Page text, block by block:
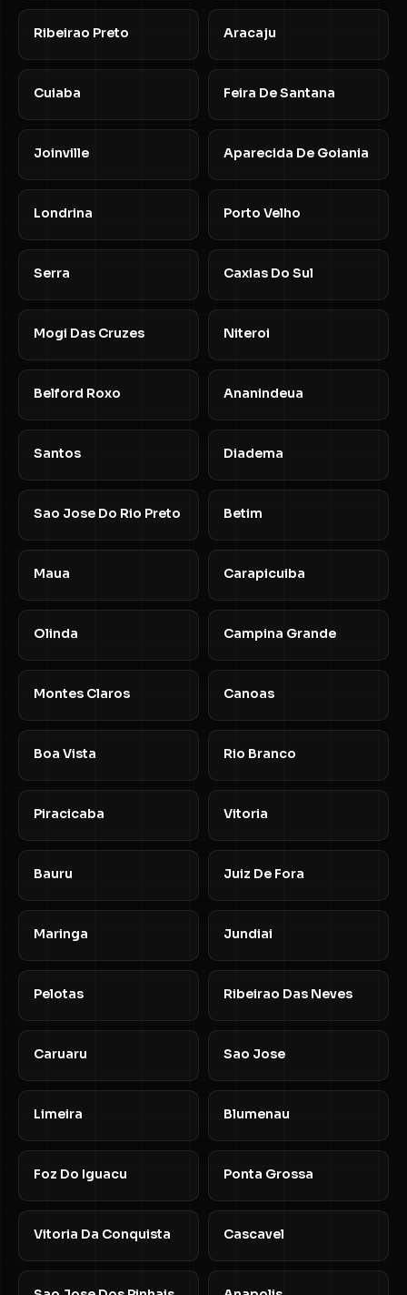
Ribeirao Preto Aracaju
Cuiaba Feira De Santana
Joinville Aparecida De Goiania
Londrina Porto Velho
Serra Caxias Do Sul
Mogi Das Cruzes Niteroi
Belford Roxo Ananindeua
Santos Diadema
Sao Jose Do Rio Preto Betim
Maua Carapicuiba
Olinda Campina Grande
Montes Claros Canoas
Boa Vista Rio Branco
Piracicaba Vitoria
Bauru Juiz De Fora
Maringa Jundiai
Pelotas Ribeirao Das Neves
Caruaru Sao Jose
Limeira Blumenau
Foz Do Iguacu Ponta Grossa
Vitoria Da Conquista Cascavel